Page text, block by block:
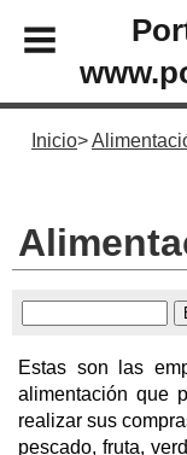
Inicio
Estas son las
alimentación que
realizar sus
pescado, fruta,